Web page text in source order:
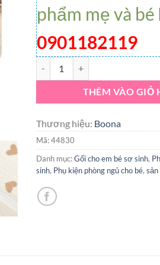
phẩm mẹ và bé
0901182119
THÊM VÀO GIỎ
Thương hiệu: Boona
Mã:44830
Danh mục:Gối cho em bé sơ sinh,
sinh, Phụ kiện phòng ngủ cho bé,